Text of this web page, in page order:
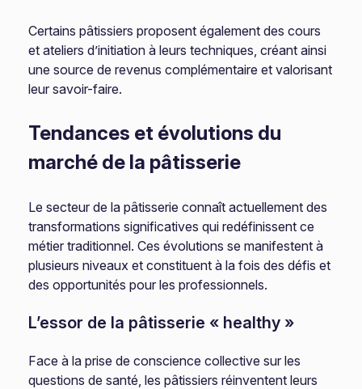
Certains pâtissiers proposent également des cours
et ateliers d’initiation à leurs techniques, créant ainsi
une source de revenus complémentaire et valorisant
leur savoir-faire.
Tendances et évolutions du
marché de la pâtisserie
Le secteur de la pâtisserie connaît actuellement des
transformations significatives qui redéfinissent ce
métier traditionnel. Ces évolutions se manifestent à
plusieurs niveaux et constituent à la fois des défis et
des opportunités pour les professionnels.
L’essor de la pâtisserie « healthy »
Face à la prise de conscience collective sur les
questions de santé, les pâtissiers réinventent leurs